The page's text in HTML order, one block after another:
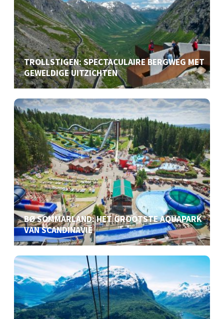
TROLLSTIGEN: SPECTACULAIRE BERGWEG MET
GEWELDIGE UITZICHTEN
BØ SOMMARLAND: HET GROOTSTE AQUAPARK
VAN SCANDINAVIE